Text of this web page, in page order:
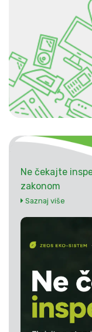
Ne čekajte
zakonom
Saznaj više